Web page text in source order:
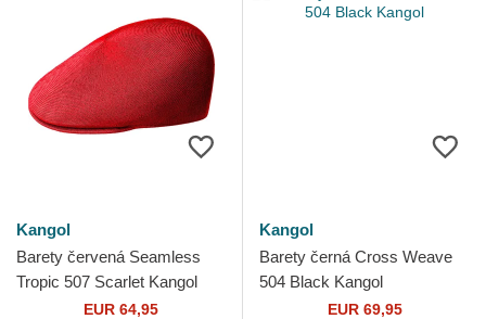
Kangol
Barety červená Seamless
Tropic 507 Scarlet Kangol
EUR 64,95
Kangol
Barety černá Cross Weave
504 Black Kangol
EUR 69,95